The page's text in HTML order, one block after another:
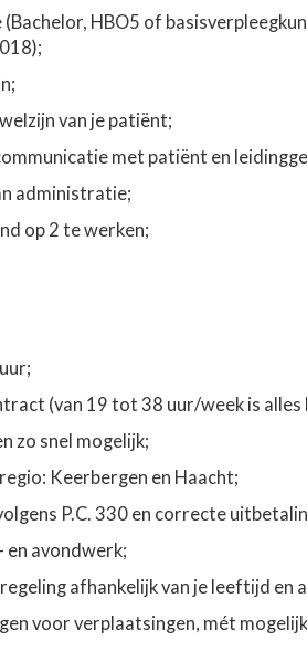
HBO5 of
van je patiënt;
met patiënt en
administratie;
op 2 te werken;
(van 19 tot 38 uur/week is alles
zo snel mogelijk;
Keerbergen en Haacht;
P.C. 330 en correcte
en avondwerk;
afhankelijk van je leeftijd en
voor verplaatsingen, mét